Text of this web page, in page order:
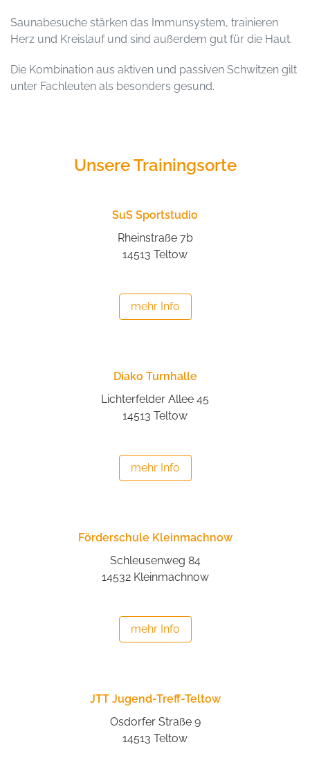
Saunabesuche stärken das Immunsystem, trainieren
Herz und Kreislauf und sind außerdem gut für die Haut.
Die Kombination aus aktiven und passiven Schwitzen gilt
unter Fachleuten als besonders gesund.
Unsere Trainingsorte
SuS Sportstudio
Rheinstraße 7b
14513 Teltow
mehr Info
Diako Turnhalle
Lichterfelder Allee 45
14513 Teltow
mehr Info
Förderschule Kleinmachnow
Schleusenweg 84
14532 Kleinmachnow
mehr Info
JTT Jugend-Treff-Teltow
Osdorfer Straße 9
14513 Teltow